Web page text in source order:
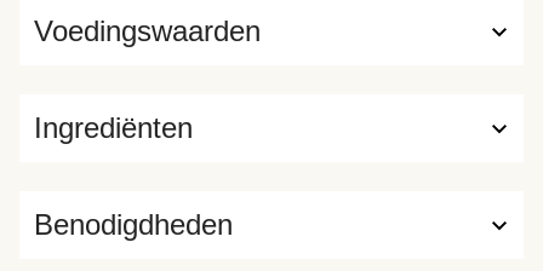
Ingrediënten
Voedingswaarden
Benodigdheden